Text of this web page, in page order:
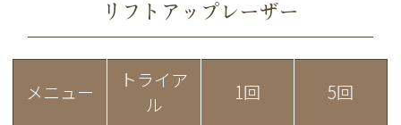
リフトアップレーザー
メニュー
トライア
ル
1回 5回